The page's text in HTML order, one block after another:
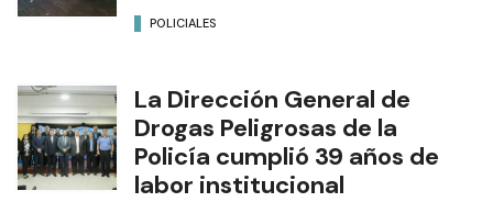
POLICIALES
La Dirección General de
Drogas Peligrosas de la
Policía cumplió 39 años de
labor institucional